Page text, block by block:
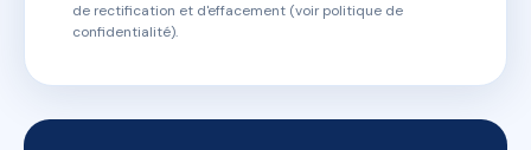
de rectification et d'effacement (voir politique de
confidentialité).